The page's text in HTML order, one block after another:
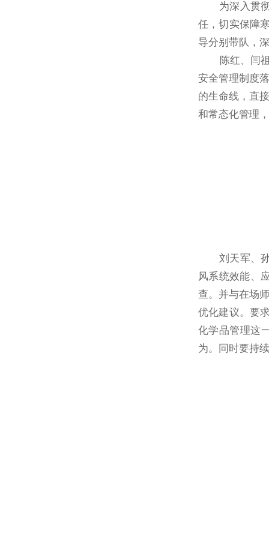
为深入贯彻
任，切实保障
导分别带队，
陈红、闫祖
安全管理制度
的生命线，直
和常态化管理
刘天军、孙
风系统效能、
查。并与在场
优化建议。要
化学品管理这
为。同时要持